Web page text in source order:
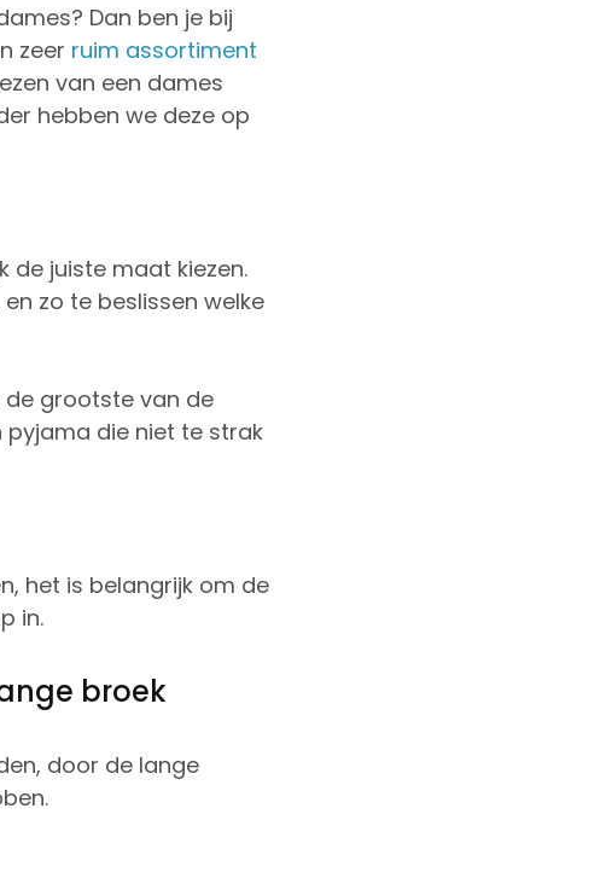
Dan ben je bij
zeer ruim assortiment
van een dames
hebben we deze op
de juiste maat kiezen.
zo te beslissen welke
de grootste van de
pyjama die niet te strak
het is belangrijk om de
in.
broek
door de lange